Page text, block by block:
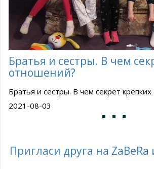
Братья и сестры. В чем
отношений?
Братья и сестры. В чем секрет крепких
2021-08-03
Пригласи друга на ZaBeRa